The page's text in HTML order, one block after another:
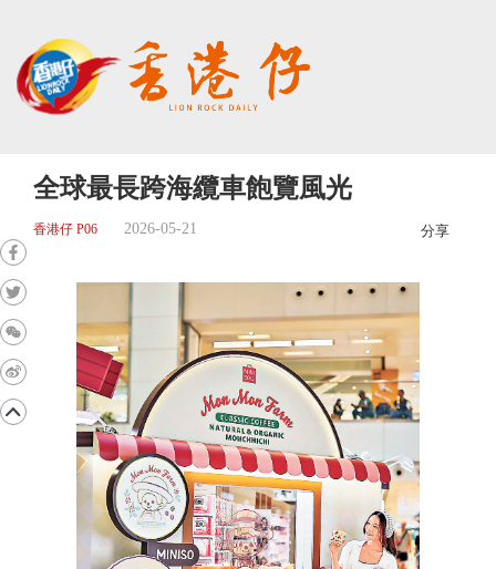
全球最長跨海纜車飽覽風光
香港仔 P06 2026-05-21 分享